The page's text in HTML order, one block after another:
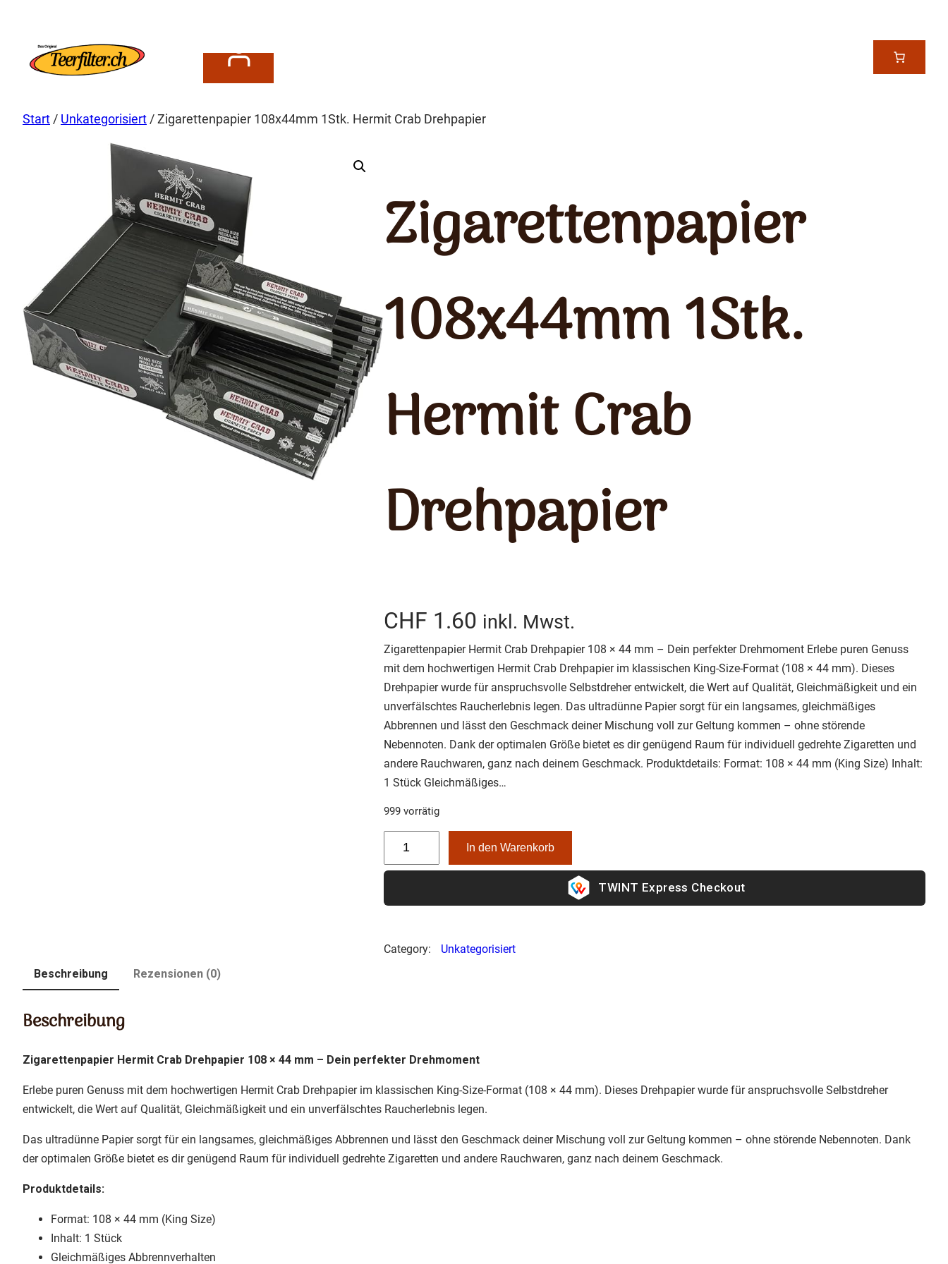
springen
Start / Unkategorisiert / Zigarettenpapier 108x44mm 1Stk. Hermit Crab Drehpapier
Zigarettenpapier
108x44mm 1Stk.
Hermit Crab
Drehpapier
CHF 1.60 inkl. Mwst.
Zigarettenpapier Hermit Crab Drehpapier 108 × 44 mm – Dein perfekter Drehmoment Erlebe puren Genuss
mit dem hochwertigen Hermit Crab Drehpapier im klassischen King-Size-Format (108 × 44 mm). Dieses
Drehpapier wurde für anspruchsvolle Selbstdreher entwickelt, die Wert auf Qualität, Gleichmäßigkeit und
ein unverfälschtes Raucherlebnis legen. Das ultradünne Papier sorgt für ein langsames, gleichmäßiges
Abbrennen und lässt den Geschmack deiner Mischung voll zur Geltung kommen – ohne störende
Nebennoten. Dank der optimalen Größe bietet es dir genügend Raum für individuell gedrehte Zigaretten
und andere Rauchwaren, ganz nach deinem Geschmack. Produktdetails: Format: 108 × 44 mm (King Size)
Inhalt: 1 Stück Gleichmäßiges…
999 vorrätig
g
t
p
i
e
1
0
In den Warenkorb
Express Checkout
Category:
Unkategorisiert
Beschreibung
Rezensionen (0)
Beschreibung
Zigarettenpapier Hermit Crab Drehpapier 108 × 44 mm – Dein perfekter Drehmoment
Erlebe puren Genuss mit dem hochwertigen Hermit Crab Drehpapier im klassischen King-Size-Format (108 × 44 mm). Dieses Drehpapier wurde für anspruchsvolle Selbstdreher
entwickelt, die Wert auf Qualität, Gleichmäßigkeit und ein unverfälschtes Raucherlebnis legen.
Das ultradünne Papier sorgt für ein langsames, gleichmäßiges Abbrennen und lässt den Geschmack deiner Mischung voll zur Geltung kommen – ohne störende Nebennoten. Dank
der optimalen Größe bietet es dir genügend Raum für individuell gedrehte Zigaretten und andere Rauchwaren, ganz nach deinem Geschmack.
Produktdetails:
Format: 108 × 44 mm (King Size)
Inhalt: 1 Stück
Gleichmäßiges Abbrennverhalten
15% geschenkt mit dem Gutscheincodesommer15
Der Gutschein kann auf der Kassenseite im Checkout eingelöst werden.